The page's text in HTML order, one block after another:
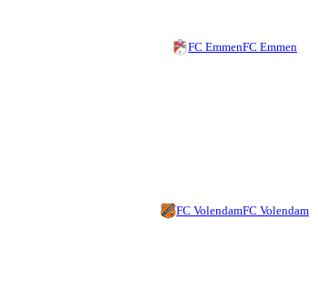
FC EmmenFC Emmen
FC VolendamFC Volendam